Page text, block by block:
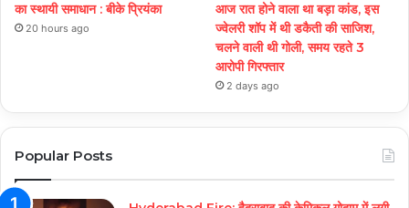
का स्थायी समाधान : बीके प्रियंका
20 hours ago
आज रात होने वाला था बड़ा कांड, इस
ज्वेलरी शॉप में थी डकैती की साजिश,
चलने वाली थी गोली, समय रहते 3
आरोपी गिरफ्तार
2 days ago
Popular Posts